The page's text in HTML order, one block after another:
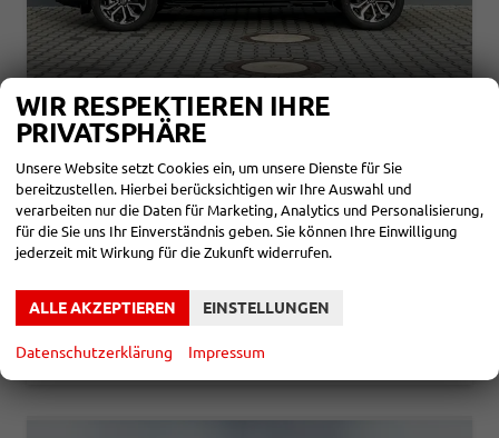
TOYOTA YARIS CROSS
STYLE COMFORT 1,5 CVT HYBRID 96KW WINTER
unverbindliche Lieferzeit: 14 Tage
Fahrzeugnr. 866921
Halbautomatik
Außenfarbe marlin grau
incl. 19% MwSt.
Verbrauch kombiniert:
-Klasse: C
CO -Emissionen:101,00 g/km
WIR RESPEKTIEREN IHRE
PRIVATSPHÄRE
Unsere Website setzt Cookies ein, um unsere Dienste für Sie
bereitzustellen. Hierbei berücksichtigen wir Ihre Auswahl und
verarbeiten nur die Daten für Marketing, Analytics und Personalisierung,
für die Sie uns Ihr Einverständnis geben. Sie können Ihre Einwilligung
jederzeit mit Wirkung für die Zukunft widerrufen.
ALLE AKZEPTIEREN EINSTELLUNGEN
Datenschutzerklärung Impressum